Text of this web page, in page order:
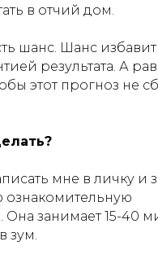
в отчий дом.
шанс. Шанс
результата. А
этот прогноз не
мне в личку и
ознакомительную
Она занимает 15-40
зум.